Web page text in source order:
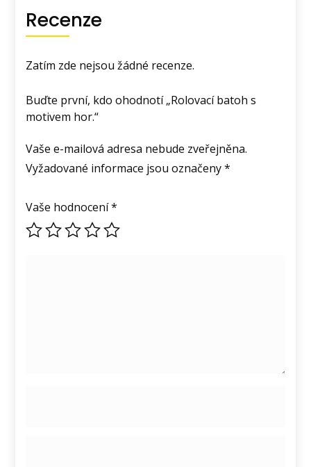
Recenze
Zatím zde nejsou žádné recenze.
Buďte první, kdo ohodnotí „Rolovací batoh s
motivem hor.“
Vaše e-mailová adresa nebude zveřejněna.
Vyžadované informace jsou označeny*
Vaše hodnocení*